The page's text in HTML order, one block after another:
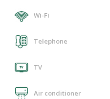
Wi-Fi
Telephone
TV
Air conditioner